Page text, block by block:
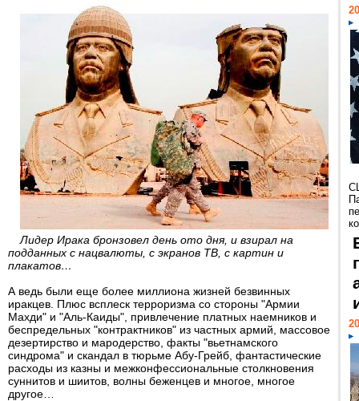
Лидер Ирака бронзовел день ото дня, и взирал на
подданных с нацвалюты, с экранов ТВ, с картин и
плакатов…
А ведь были еще более миллиона жизней безвинных
иракцев. Плюс всплеск терроризма со стороны "Армии
Махди" и "Аль-Каиды", привлечение платных наемников и
беспредельных "контрактников" из частных армий, массовое
дезертирство и мародерство, факты "вьетнамского
синдрома" и скандал в тюрьме Абу-Грейб, фантастические
расходы из казны и межконфессиональные столкновения
суннитов и шиитов, волны беженцев и многое, многое
другое…